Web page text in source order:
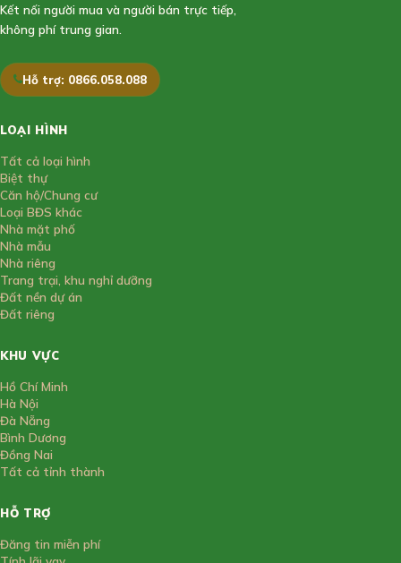
Kết nối người mua và người bán trực tiếp,
không phí trung gian.
Hỗ trợ: 0866.058.088
LOẠI HÌNH
Tất cả loại hình
Biệt thự
Căn hộ/Chung cư
Loại BĐS khác
Nhà mặt phố
Nhà mẫu
Nhà riêng
Trang trại, khu nghỉ dưỡng
Đất nền dự án
Đất riêng
KHU VỰC
Hồ Chí Minh
Hà Nội
Đà Nẵng
Bình Dương
Đồng Nai
Tất cả tỉnh thành
HỖ TRỢ
Đăng tin miễn phí